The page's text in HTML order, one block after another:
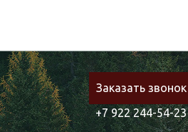
Заказать звонок
+7 922 244-54-23